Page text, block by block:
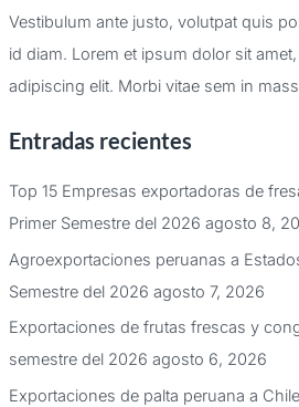
Vestibulum ante justo, volutpat quis
id diam. Lorem et ipsum dolor sit
adipiscing elit. Morbi vitae sem in
Entradas recientes
Top 15 Empresas exportadoras de
Primer Semestre del 2026 agosto 8,
Agroexportaciones peruanas a
Semestre del 2026 agosto 7, 2026
Exportaciones de frutas frescas y
semestre del 2026 agosto 6, 2026
Exportaciones de palta peruana a